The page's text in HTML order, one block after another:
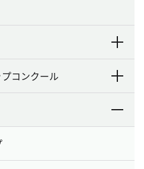
コンクール